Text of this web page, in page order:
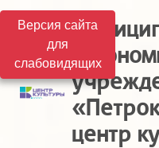
Версия сайта
для
слабовидящих
центр